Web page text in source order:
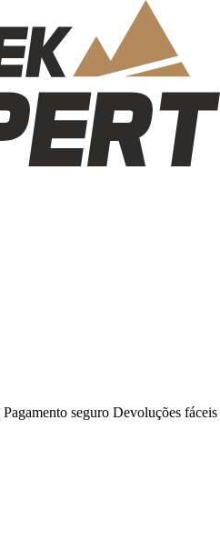
Pagamento seguro Devoluções fáceis